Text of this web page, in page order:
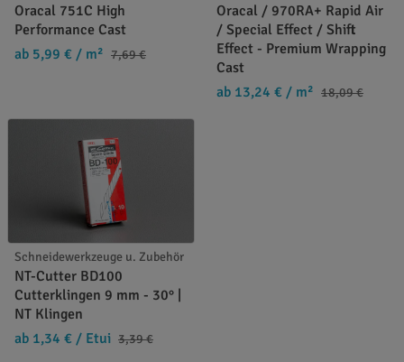
Oracal 751C High
Performance Cast
ab 5,99 € / m² 7,69 €
Oracal / 970RA+ Rapid Air
/ Special Effect / Shift
Effect - Premium Wrapping
Cast
ab 13,24 € / m² 18,09 €
Schneidewerkzeuge u. Zubehör
NT-Cutter BD100
Cutterklingen 9 mm - 30° |
NT Klingen
ab 1,34 € / Etui 3,39 €